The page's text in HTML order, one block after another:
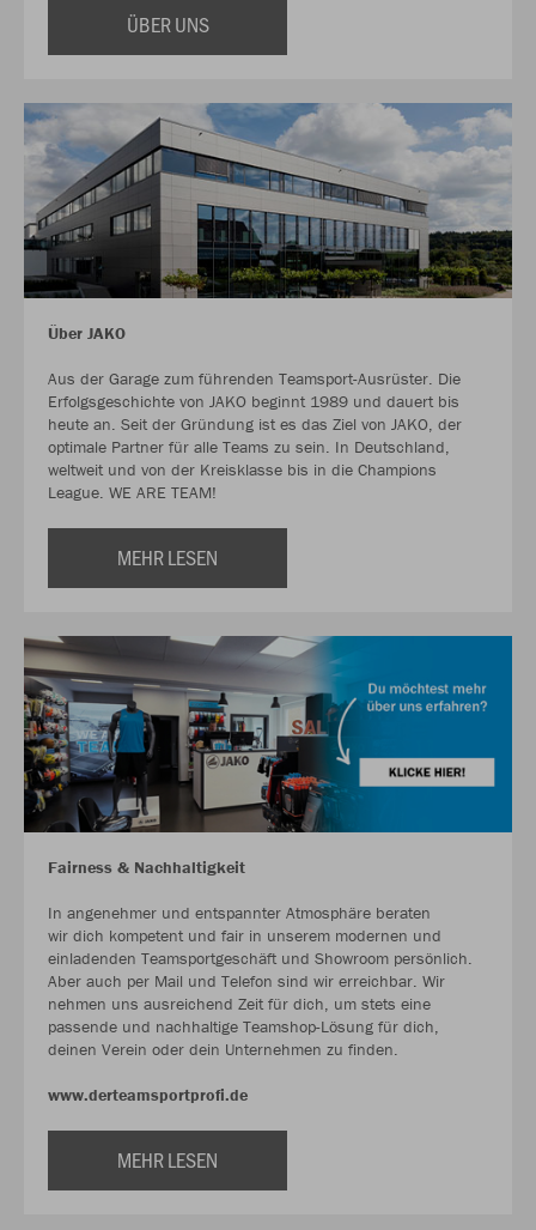
ÜBER UNS
Über JAKO
Aus der Garage zum führenden Teamsport-Ausrüster. Die
Erfolgsgeschichte von JAKO beginnt 1989 und dauert bis
heute an. Seit der Gründung ist es das Ziel von JAKO, der
optimale Partner für alle Teams zu sein. In Deutschland,
weltweit und von der Kreisklasse bis in die Champions
League. WE ARE TEAM!
MEHR LESEN
Fairness & Nachhaltigkeit
In angenehmer und entspannter Atmosphäre beraten
wir dich kompetent und fair in unserem modernen und
einladenden Teamsportgeschäft und Showroom persönlich.
Aber auch per Mail und Telefon sind wir erreichbar. Wir
nehmen uns ausreichend Zeit für dich, um stets eine
passende und nachhaltige Teamshop-Lösung für dich,
deinen Verein oder dein Unternehmen zu finden.
www.derteamsportprofi.de
MEHR LESEN